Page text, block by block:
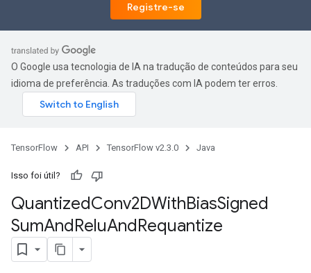
Registre-se
O Google usa tecnologia de IA na tradução de conteúdos para seu
idioma de preferência. As traduções com IA podem ter erros.
TensorFlow API TensorFlow v2.3.0 Java
Isso foi útil?
QuantizedConv2DWithBiasSigned
SumAndReluAndRequantize